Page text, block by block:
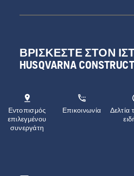
ΒΡΊΣΚΕΣΤΕ ΣΤΟΝ
HUSQVARNA
Εντοπισμός
επιλεγμένου
συνεργάτη
Επικοινωνία
Δελτία